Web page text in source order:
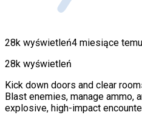
28k wyświetleń4 miesiące temu
28k wyświetleń
Kick down doors and clear
Blast enemies, manage ammo,
explosive, high-impact